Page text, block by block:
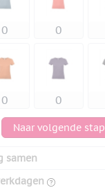
Naar volgende stap
samen